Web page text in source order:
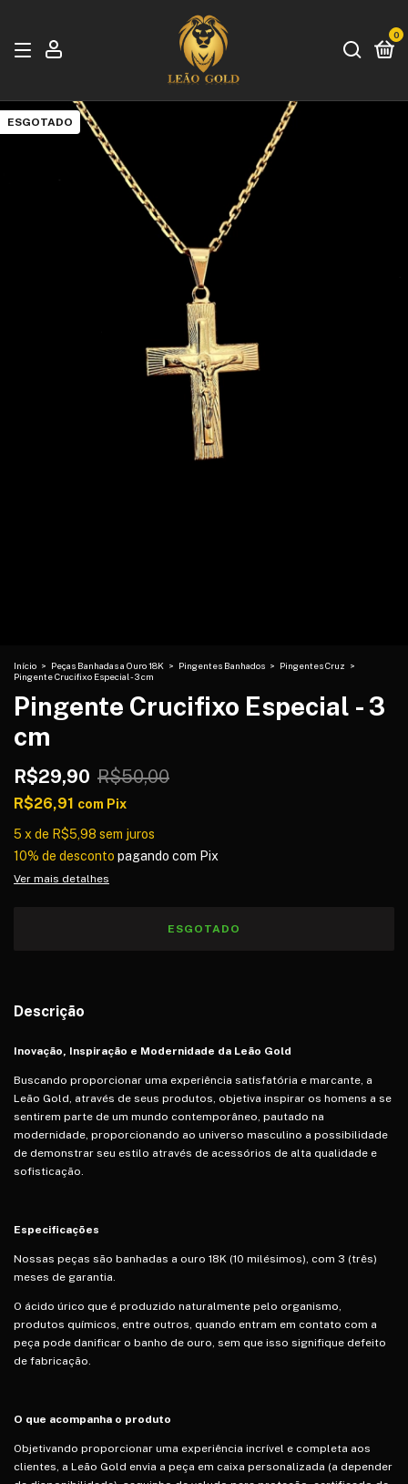
0
ESGOTADO
Início > Peças Banhadas a Ouro 18K > Pingentes Banhados > Pingentes Cruz >
Pingente Crucifixo Especial - 3 cm
Pingente Crucifixo Especial - 3
cm
R$29,90 R$50,00
R$26,91 com Pix
5 xde R$5,98 sem juros
10% de desconto pagando com Pix
Ver mais detalhes
Descrição
Inovação, Inspiração e Modernidade da Leão Gold
Buscando proporcionar uma experiência satisfatória e marcante, a
Leão Gold, através de seus produtos, objetiva inspirar os homens a se
sentirem parte de um mundo contemporâneo, pautado na
modernidade, proporcionando ao universo masculino a possibilidade
de demonstrar seu estilo através de acessórios de alta qualidade e
sofisticação.
Especificações
Nossas peças são banhadas a ouro 18K (10 milésimos), com 3 (três)
meses de garantia.
O ácido úrico que é produzido naturalmente pelo organismo,
produtos químicos, entre outros, quando entram em contato com a
peça pode danificar o banho de ouro, sem que isso signifique defeito
de fabricação.
O que acompanha o produto
Objetivando proporcionar uma experiência incrível e completa aos
clientes, a Leão Gold envia a peça em caixa personalizada (a depender